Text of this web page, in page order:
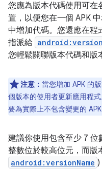
您應為版本代碼使用可在
置，以便您在一個 APK
中增加代碼。您還應在程
指派給
您輕鬆關聯版本代碼和版
注意： 當您增加 APK 的
個版本的使用者更新應用程
要為實際上不包含變更的 APK
建議你使用包含至少 7
整數位於較高位元，而版
android:versionName